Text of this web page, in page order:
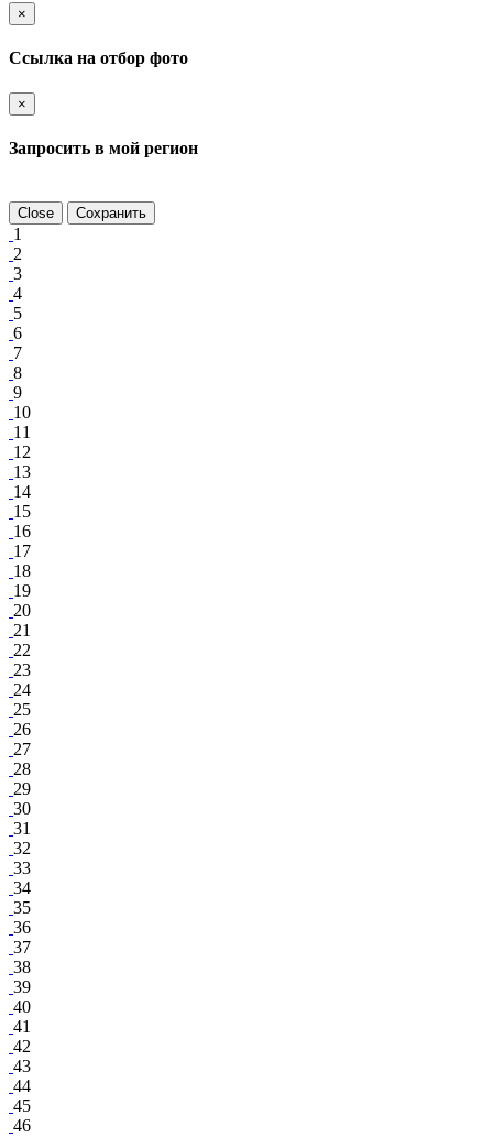
×
Ссылка на отбор фото
×
Запросить в мой регион
Close Сохранить
1
2
3
4
5
6
7
8
9
10
11
12
13
14
15
16
17
18
19
20
21
22
23
24
25
26
27
28
29
30
31
32
33
34
35
36
37
38
39
40
41
42
43
44
45
46